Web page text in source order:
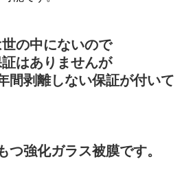
の中にないので
はありませんが
間剥離しない保証が付いて
つ強化ガラス被膜です。